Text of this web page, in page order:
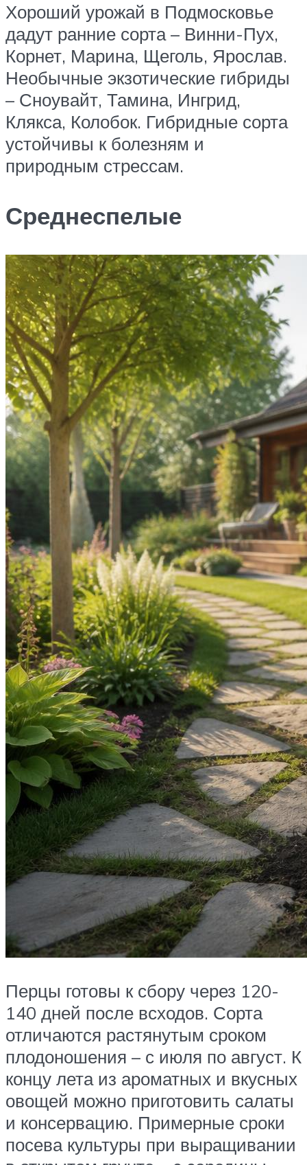
Хороший урожай в Подмосковье
дадут ранние сорта – Винни-Пух,
Корнет, Марина, Щеголь, Ярослав.
Необычные экзотические гибриды
– Сноувайт, Тамина, Ингрид,
Клякса, Колобок. Гибридные сорта
устойчивы к болезням и
природным стрессам.
Среднеспелые
Перцы готовы к сбору через 120-
140 дней после всходов. Сорта
отличаются растянутым сроком
плодоношения – с июля по август. К
концу лета из ароматных и вкусных
овощей можно приготовить салаты
и консервацию. Примерные сроки
посева культуры при выращивании